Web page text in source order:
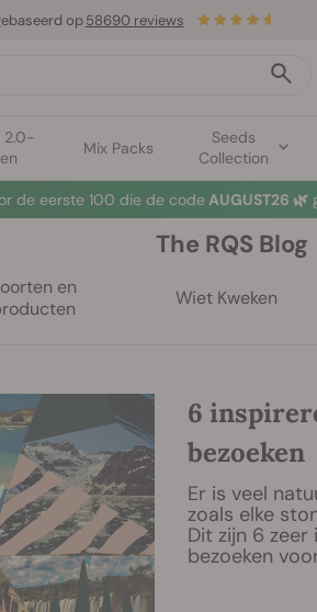
2.0-
Mix Packs
Seeds
Collection
op 58690 reviews
de eerste 100 die de code AUGUST26 🌿
The RQS Blog
en
Wiet Kweken
6
bezoeken
Er is veel
zoals elke
Dit zijn 6
bezoeken